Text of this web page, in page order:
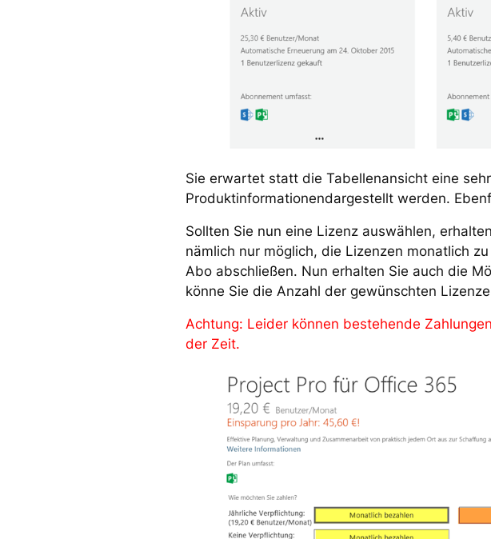
Sie erwartet statt die Tabellenansicht eine
Produktinformationendargestellt werden.
Sollten Sie nun eine Lizenz auswählen,
nämlich nur möglich, die Lizenzen monatlich
Abo abschließen. Nun erhalten Sie auch die
könne Sie die Anzahl der gewünschten
Achtung: Leider können bestehende
der Zeit.